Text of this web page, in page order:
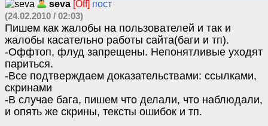
seva [Off] пост
(24.02.2010 / 02:03)
Пишем как жалобы на пользователей и так и
жалобы касательно работы сайта(баги и тп).
-Оффтоп, флуд запрещены. Непонятливые уходят
париться.
-Все подтверждаем доказательствами: ссылками,
скринами
-В случае бага, пишем что делали, что наблюдали,
и опять же скрины, тексты ошибок и тп.